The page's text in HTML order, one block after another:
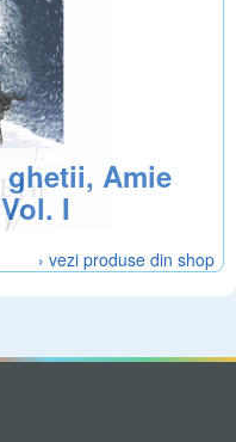
Amie
I
› vezi produse din shop